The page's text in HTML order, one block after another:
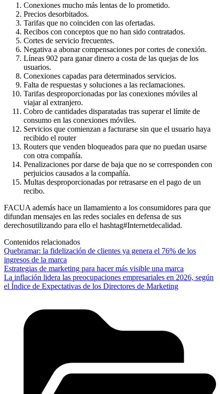
Conexiones mucho más lentas de lo prometido.
Precios desorbitados.
Tarifas que no coinciden con las ofertadas.
Recibos con conceptos que no han sido contratados.
Cortes de servicio frecuentes.
Negativa a abonar compensaciones por cortes de conexión.
Líneas 902 para ganar dinero a costa de las quejas de los
usuarios.
Conexiones capadas para determinados servicios.
Falta de respuestas y soluciones a las reclamaciones.
Tarifas desproporcionadas por las conexiones móviles al
viajar al extranjero.
Cobro de cantidades disparatadas tras superar el límite de
consumo en las conexiones móviles.
Servicios que comienzan a facturarse sin que el usuario haya
recibido el router
Routers que venden bloqueados para que no puedan usarse
con otra compañía.
Penalizaciones por darse de baja que no se corresponden con
perjuicios causados a la compañía.
Multas desproporcionadas por retrasarse en el pago de un
recibo.
FACUA además hace un llamamiento a los consumidores para que
difundan mensajes en las redes sociales en defensa de sus
derechosutilizando para ello el hashtag#Internetdecalidad.
Contenidos relacionados
Quebramar: la fidelización de clientes ya genera el 76% de los
ingresos de la marca
Estrategias de marketing para hacer más visible una marca
La inflación lidera las preocupaciones empresariales en 2026, según
el Índice de Expectativas de los Directores de Marketing